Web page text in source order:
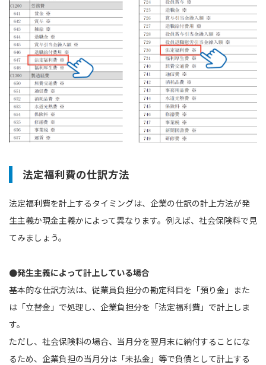
法定福利費の仕訳方法
法定福利費を計上するタイミングは、企業の仕訳の計上方法が発
生主義か現金主義かによって異なります。例えば、社会保険料で見
てみましょう。
●発生主義によって計上している場合
基本的な仕訳方法は、従業員負担分の勘定科目を「預り金」また
は「立替金」で処理し、企業負担分を「法定福利費」で計上しま
す。
ただし、社会保険料の場合、当月分を翌月末に納付することにな
るため、企業負担の当月分は「未払金」等で負債として計上する